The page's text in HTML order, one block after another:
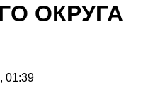
ОКРУГА
01:39